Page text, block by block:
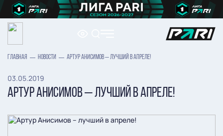
ГЛАВНАЯ НОВОСТИ АРТУР АНИСИМОВ – ЛУЧШИЙ В АПРЕЛЕ!
03.05.2019
АРТУР АНИСИМОВ – ЛУЧШИЙ В АПРЕЛЕ!